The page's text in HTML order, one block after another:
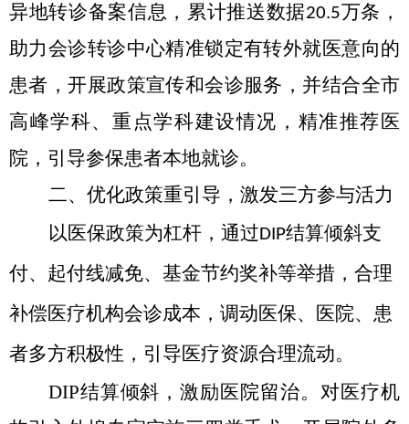
异地转诊备案信息，累计推送数据20.5万条，
助力会诊转诊中心精准锁定有转外就医意向的
患者，开展政策宣传和会诊服务 ， 并结合全市
高峰学科、重点学科建设情况， 精准推荐医
院 ， 引导参保患者本地就诊。
二、 优化政策重引导，激发三方参与活力
以医保政策为杠杆，通过DIP结算倾斜支
付、起付线减免、基金节约奖补等举措，合理
补偿医疗机构会诊成本， 调动医保、医院、患
者多方积极性， 引导医疗资源合理流动。
DIP结算倾斜，激励医院留治。对医疗机